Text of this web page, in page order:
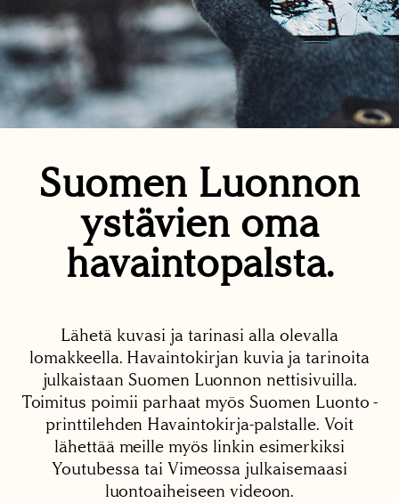
Suomen Luonnon
ystävien oma
havaintopalsta.
Lähetä kuvasi ja tarinasi alla olevalla
lomakkeella. Havaintokirjan kuvia ja tarinoita
julkaistaan Suomen Luonnon nettisivuilla.
Toimitus poimii parhaat myös Suomen Luonto -
printtilehden Havaintokirja-palstalle. Voit
lähettää meille myös linkin esimerkiksi
Youtubessa tai Vimeossa julkaisemaasi
luontoaiheiseen videoon.